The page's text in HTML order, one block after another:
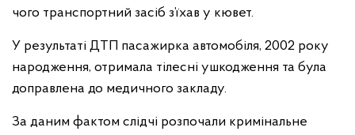
чого транспортний засіб з’їхав у кювет.
У результаті ДТП пасажирка автомобіля, 2002 року
народження, отримала тілесні ушкодження та була
доправлена до медичного закладу.
За даним фактом слідчі розпочали кримінальне